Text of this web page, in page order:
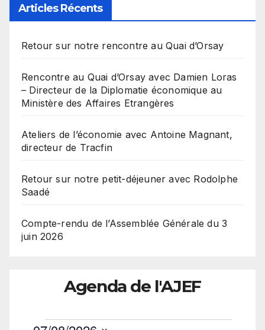
Articles Récents
Retour sur notre rencontre au Quai d’Orsay
Rencontre au Quai d’Orsay avec Damien Loras
– Directeur de la Diplomatie économique au
Ministère des Affaires Etrangères
Ateliers de l’économie avec Antoine Magnant,
directeur de Tracfin
Retour sur notre petit-déjeuner avec Rodolphe
Saadé
Compte-rendu de l’Assemblée Générale du 3
juin 2026
Agenda de l'AJEF